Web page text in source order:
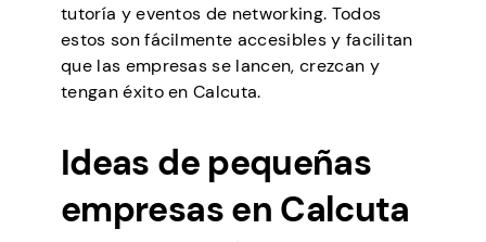
tutoría y eventos de networking. Todos
estos son fácilmente accesibles y facilitan
que las empresas se lancen, crezcan y
tengan éxito en Calcuta.
Ideas de pequeñas
empresas en Calcuta